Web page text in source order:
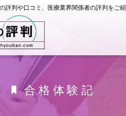
評判や口コミ、医療業界関係者の評判をご
合格体験記